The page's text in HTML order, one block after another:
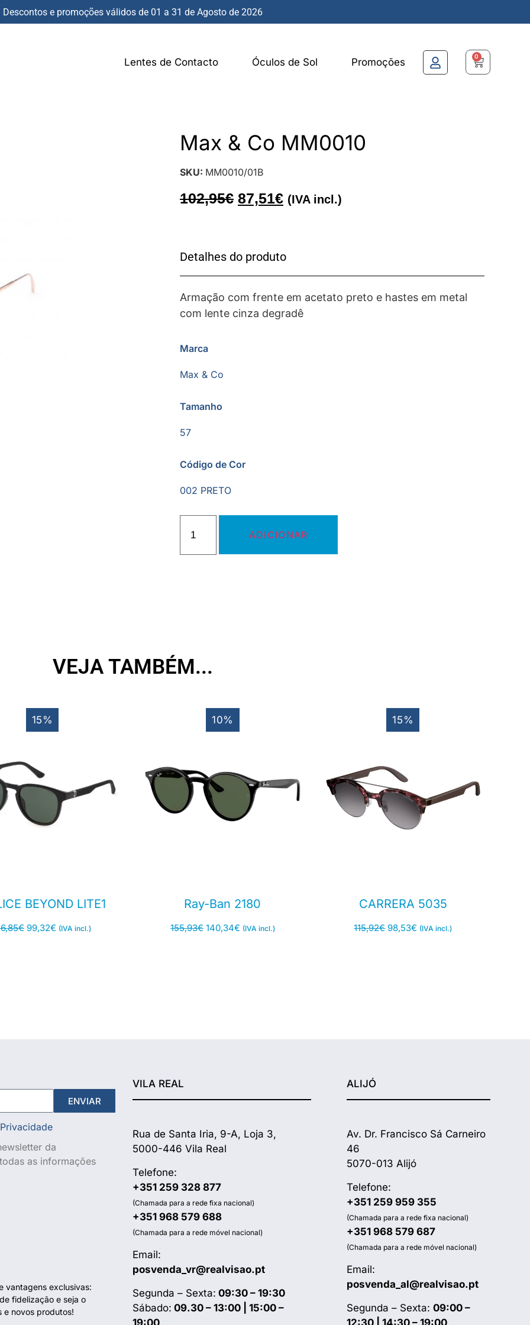
Descontos e promoções válidos de 01 a 31 de Agosto de 2026
Lentes de Contacto Óculos de Sol Promoções 0
Max & Co MM0010
SKU: MM0010/01B
102,95€ 87,51€ (IVA incl.)
Detalhes do produto
Armação com frente em acetato preto e hastes em metal
com lente cinza degradê
Marca
Max & Co
Tamanho
57
Código de Cor
002 PRETO
ADICIONAR
VEJA TAMBÉM...
15%
BEYOND LITE1
€ 99,32€ (IVA incl.)
10%
Ray-Ban 2180
155,93€ 140,34€ (IVA incl.)
15%
CARRERA 5035
115,92€ 98,53€ (IVA incl.)
da
as informações
ENVIAR
vantagens exclusivas:
fidelização e seja o
e novos produtos!
VILA REAL
Rua de Santa Iria, 9-A, Loja 3,
5000-446 Vila Real
Telefone:
+351 259 328 877
(Chamada para a rede fixa nacional)
+351 968 579 688
(Chamada para a rede móvel nacional)
Email:
posvenda_vr@realvisao.pt
Segunda – Sexta: 09:30 – 19:30
Sábado: 09.30 – 13:00 | 15:00 –
19:00
ALIJÓ
Av. Dr. Francisco Sá Carneiro
46
5070-013 Alijó
Telefone:
+351 259 959 355
(Chamada para a rede fixa nacional)
+351 968 579 687
(Chamada para a rede móvel nacional)
Email:
posvenda_al@realvisao.pt
Segunda – Sexta:09:00 –
12:30 | 14:30 – 19:00